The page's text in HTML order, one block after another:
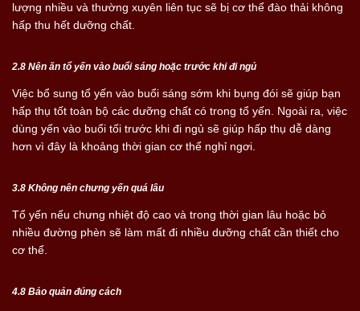
lượng nhiều và thường xuyên liên tục sẽ bị cơ thể đào thải không
hấp thu hết dưỡng chất.
2.8 Nên ăn tổ yến vào buổi sáng hoặc trước khi đi ngủ
Việc bổ sung tổ yến vào buổi sáng sớm khi bụng đói sẽ giúp bạn
hấp thụ tốt toàn bộ các dưỡng chất có trong tổ yến. Ngoài ra, việc
dùng yến vào buổi tối trước khi đi ngủ sẽ giúp hấp thụ dễ dàng
hơn vì đây là khoảng thời gian cơ thể nghỉ ngơi.
3.8 Không nên chưng yến quá lâu
Tổ yến nếu chưng nhiệt độ cao và trong thời gian lâu hoặc bỏ
nhiều đường phèn sẽ làm mất đi nhiều dưỡng chất cần thiết cho
cơ thể.
4.8 Bảo quản đúng cách